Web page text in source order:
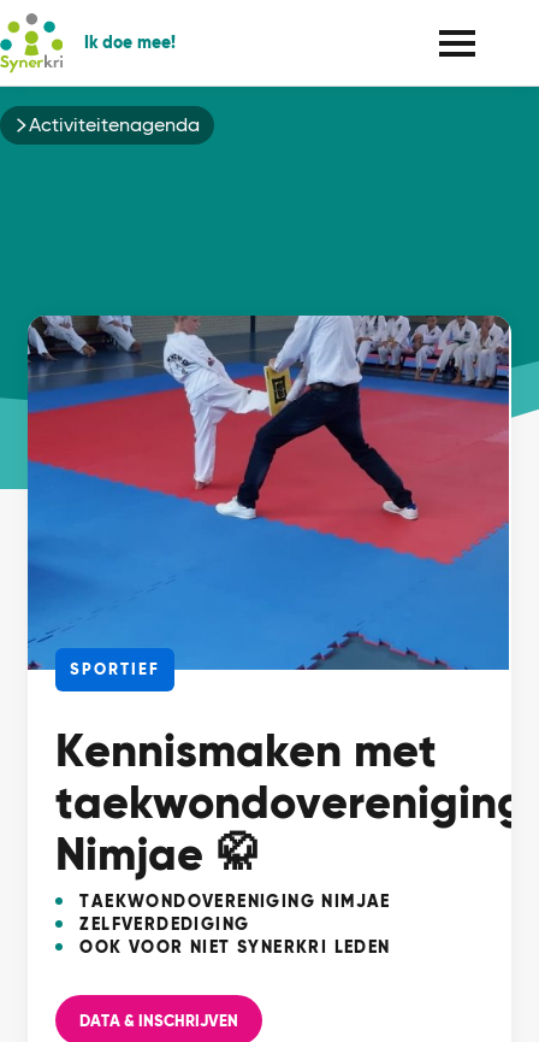
Ik doe mee!
Kruimelpad
Activiteitenagenda
SPORTIEF
Kennismaken met
taekwondovereniging
Nimjae 🥋
TAEKWONDOVERENIGING NIMJAE
ZELFVERDEDIGING
OOK VOOR NIET SYNERKRI LEDEN
DATA & INSCHRIJVEN